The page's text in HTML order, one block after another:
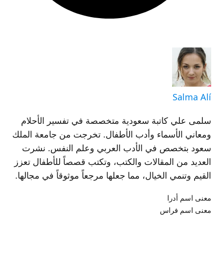
Salma Alí
سلمى علي كاتبة سعودية متخصصة في تفسير الأحلام
ومعاني الأسماء وأدب الأطفال. تخرجت من جامعة الملك
سعود بتخصص في الأدب العربي وعلم النفس. نشرت
العديد من المقالات والكتب، وتكتب قصصاً للأطفال تعزز
القيم وتنمي الخيال، مما جعلها مرجعاً موثوقاً في مجالها.
معنى اسم أدرا
معنى اسم فراس